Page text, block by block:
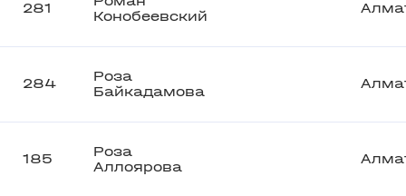
281
Конобеевский
284
Роза
Байкадамова
185
Роза
Аллоярова